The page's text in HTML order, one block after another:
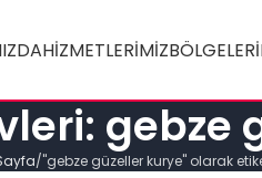
HIZMETLERIMIZ
gebze
"gebze güzeller kurye" olarak